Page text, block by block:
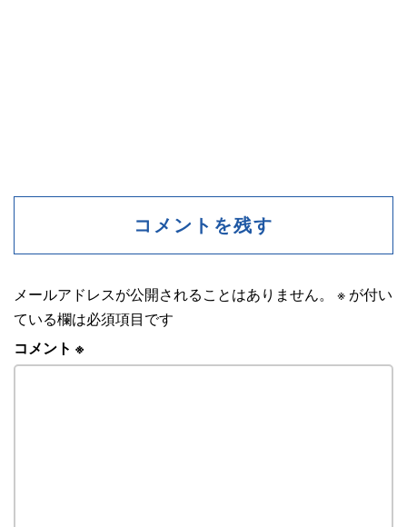
コメントを残す
メールアドレスが公開されることはありません。 ※ が付い
ている欄は必須項目です
コメント ※